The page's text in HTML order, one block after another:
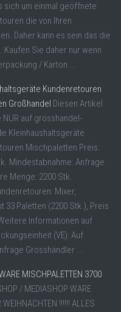
sich um einmal geöffnete
die von Ihren
Daher kann es sein das die
Sie daher nur wenn
/ Karton ...
Kundenretouren
Großhandel Diesen Artikel
auf grosshandel-
Kleinhaushaltsgeräte
Mischpaletten Preis:
Mindestabnahme: Anfrage
Menge: 2200 Stk.
Mixer,
Paletten (2200 Stk.), Preis
Informationen auf
(VE): Auf
Grosshändler ...
MISCHPALETTEN 3700
/ MEDIASHOP WARE
WEIHNACHTEN !!!!!! ALLES